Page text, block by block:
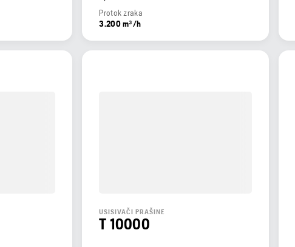
Protok zraka
3.200 m³/h
USISIVAČI PRAŠINE
T 10000